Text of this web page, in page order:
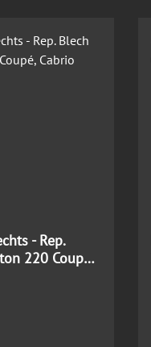
- Rep.
220 Coupé,